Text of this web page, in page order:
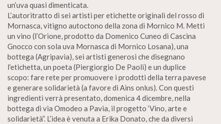
un’uva quasi dimenticata.
L’autoritratto di sei artisti per etichette originali del rosso di
Mornasca, vitigno autoctono della zona di Mornico M. Metti
un vino (l’Orione, prodotto da Domenico Cuneo di Cascina
Gnocco con sola uva Mornasca di Mornico Losana), una
bottega (Agripavia), sei artisti generosi che disegnano
l’etichetta, un poeta (Piergiorgio De Paoli) e un duplice
scopo: fare rete per promuovere i prodotti della terra pavese
e generare solidarietà (a favore di Ains onlus). Con questi
ingredienti verrà presentato, domenica 4 dicembre, nella
bottega di via Omodeo a Pavia, il progetto ‘Vino, arte e
solidarietà”. L’idea è venuta a Erika Donato, che da diversi